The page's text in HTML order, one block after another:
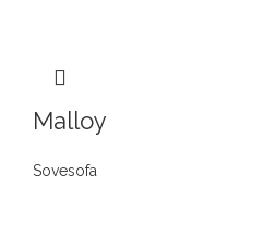
Malloy
Sovesofa